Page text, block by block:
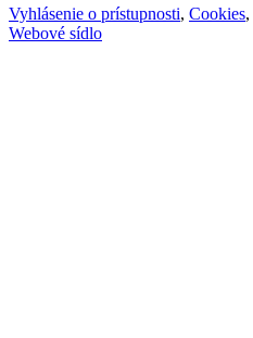
Vyhlásenie o prístupnosti, Cookies,
Webové sídlo